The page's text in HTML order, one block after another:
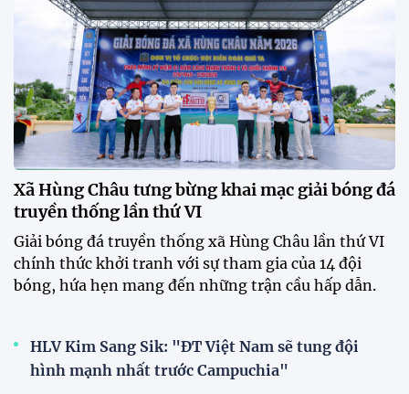
Xã Hùng Châu tưng bừng khai mạc giải bóng đá
truyền thống lần thứ VI
Giải bóng đá truyền thống xã Hùng Châu lần thứ VI
chính thức khởi tranh với sự tham gia của 14 đội
bóng, hứa hẹn mang đến những trận cầu hấp dẫn.
HLV Kim Sang Sik: "ĐT Việt Nam sẽ tung đội
hình mạnh nhất trước Campuchia"